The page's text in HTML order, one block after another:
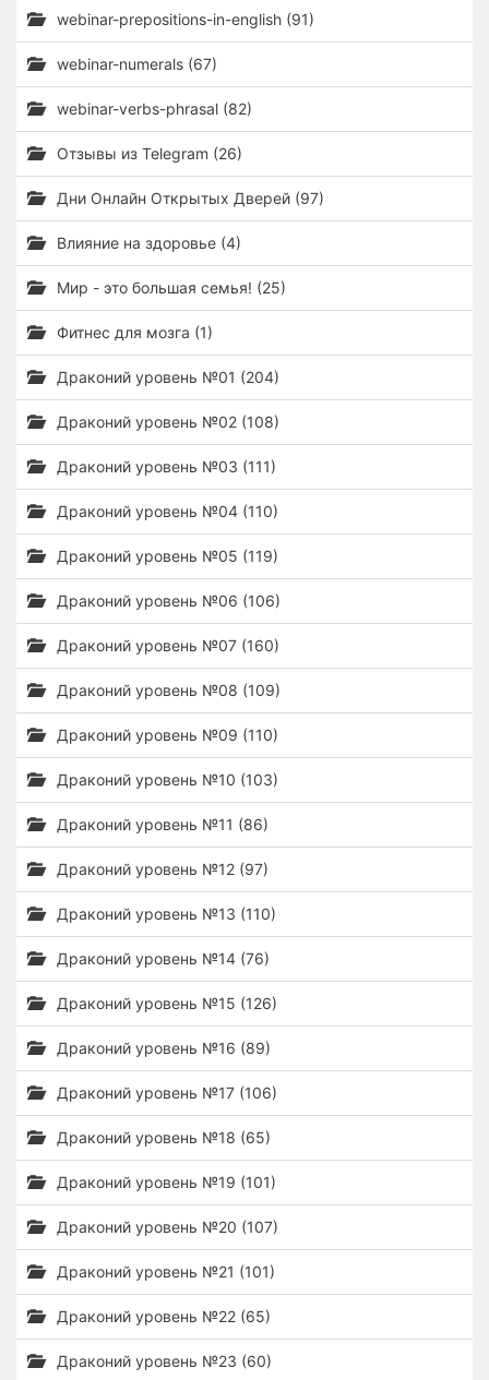
webinar-prepositions-in-english (91)
webinar-numerals (67)
webinar-verbs-phrasal (82)
Отзывы из Telegram (26)
Дни Онлайн Открытых Дверей (97)
Влияние на здоровье (4)
Мир - это большая семья! (25)
Фитнес для мозга (1)
Драконий уровень №01 (204)
Драконий уровень №02 (108)
Драконий уровень №03 (111)
Драконий уровень №04 (110)
Драконий уровень №05 (119)
Драконий уровень №06 (106)
Драконий уровень №07 (160)
Драконий уровень №08 (109)
Драконий уровень №09 (110)
Драконий уровень №10 (103)
Драконий уровень №11 (86)
Драконий уровень №12 (97)
Драконий уровень №13 (110)
Драконий уровень №14 (76)
Драконий уровень №15 (126)
Драконий уровень №16 (89)
Драконий уровень №17 (106)
Драконий уровень №18 (65)
Драконий уровень №19 (101)
Драконий уровень №20 (107)
Драконий уровень №21 (101)
Драконий уровень №22 (65)
Драконий уровень №23 (60)